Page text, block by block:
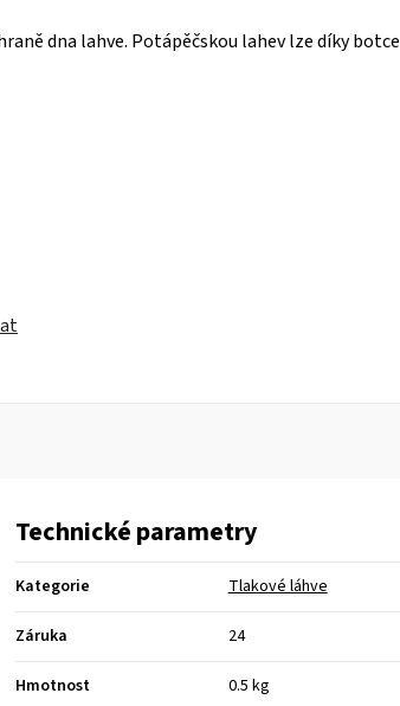
dna lahve. Potápěčskou lahev lze díky botce
Technické parametry
Kategorie Tlakové láhve
Záruka 24
Hmotnost 0.5 kg